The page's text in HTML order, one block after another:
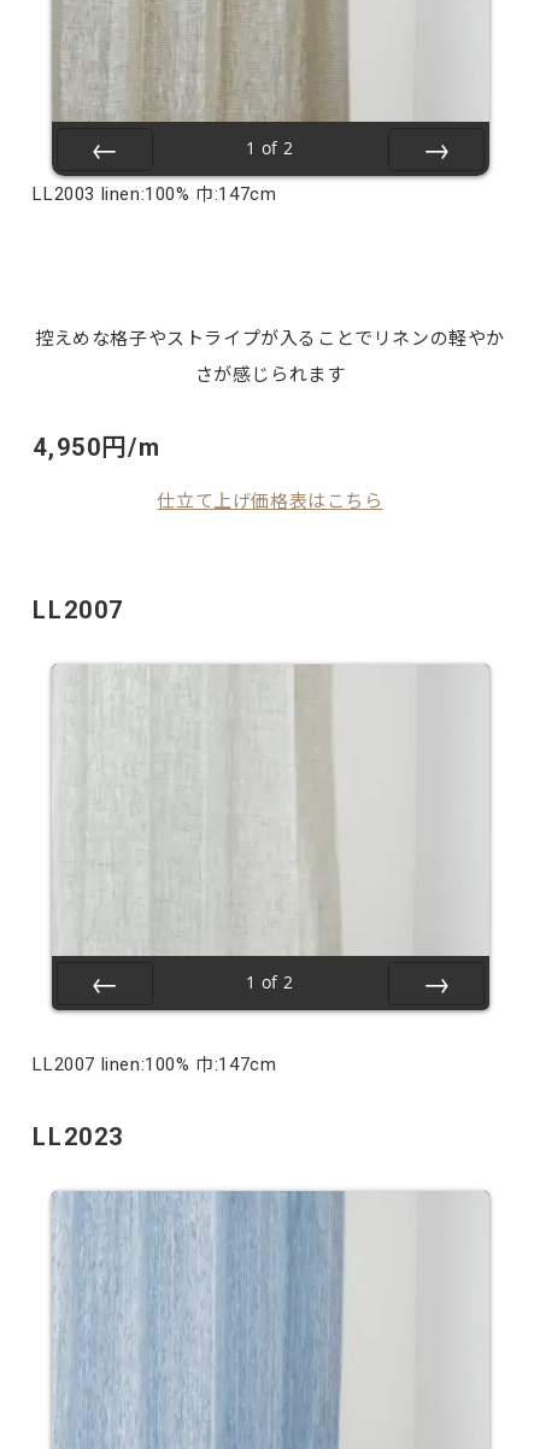
Prev
1 of 2
LL2003 linen:100% 巾:147cm
控えめな格子やストライプが入ることでリネンの軽やか
さが感じられます
4,950円/m
仕立て上げ価格表はこちら
LL2007
1 of 2
LL2007 linen:100% 巾:147cm
LL2023